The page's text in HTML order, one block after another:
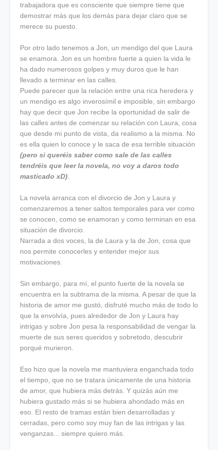
trabajadora que es consciente que siempre tiene que
demostrar más que los demás para dejar claro que se
merece su puesto.
Por otro lado tenemos a Jon, un mendigo del que Laura
se enamora. Jon es un hombre fuerte a quien la vida le
ha dado numerosos golpes y muy duros que le han
llevado a terminar en las calles.
Puede parecer que la relación entre una rica heredera y
un mendigo es algo inverosímil e imposible, sin embargo
hay que decir que Jon recibe la oportunidad de salir de
las calles antes de comenzar su relación con Laura, cosa
que desde mi punto de vista, da realismo a la misma. No
es ella quien lo conoce y le saca de esa terrible situación
(pero si queréis saber como sale de las calles
tendréis que leer la novela, no voy a daros todo
masticado xD)
La novela arranca con el divorcio de Jon y Laura y
comenzaremos a tener saltos temporales para ver como
se conocen, como se enamoran y como terminan en esa
situación de divorcio.
Narrada a dos voces, la de Laura y la de Jon, cosa que
nos permite conocerles y entender mejor sus
motivaciones.
Sin embargo, para mí, el punto fuerte de la novela se
encuentra en la subtrama de la misma. A pesar de que la
historia de amor me gustó, disfruté mucho más de todo lo
que la envolvía, pues alrededor de Jon y Laura hay
intrigas y sobre Jon pesa la responsabilidad de vengar la
muerte de sus seres queridos y sobretodo, descubrir
porqué murieron.
Eso hizo que la novela me mantuviera enganchada todo
el tiempo, que no se tratara únicamente de una historia
de amor, que hubiera más detrás. Y quizás aún me
hubiera gustado más si se hubiera ahondado más en
eso. El resto de tramas están bien desarrolladas y
cerradas, pero como soy muy fan de las intrigas y las
venganzas... siempre quiero más.